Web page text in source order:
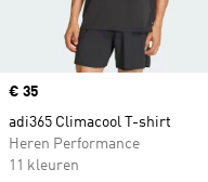
Price
€ 35
adi365 Climacool T-shirt
Heren Performance
11 kleuren